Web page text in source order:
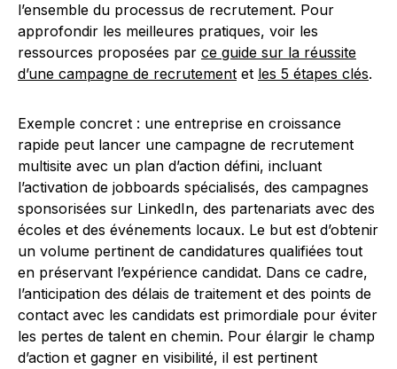
l’ensemble du processus de recrutement. Pour
approfondir les meilleures pratiques, voir les
ressources proposées par ce guide sur la réussite
d’une campagne de recrutement et les 5 étapes clés.
Exemple concret : une entreprise en croissance
rapide peut lancer une campagne de recrutement
multisite avec un plan d’action défini, incluant
l’activation de jobboards spécialisés, des campagnes
sponsorisées sur LinkedIn, des partenariats avec des
écoles et des événements locaux. Le but est d’obtenir
un volume pertinent de candidatures qualifiées tout
en préservant l’expérience candidat. Dans ce cadre,
l’anticipation des délais de traitement et des points de
contact avec les candidats est primordiale pour éviter
les pertes de talent en chemin. Pour élargir le champ
d’action et gagner en visibilité, il est pertinent